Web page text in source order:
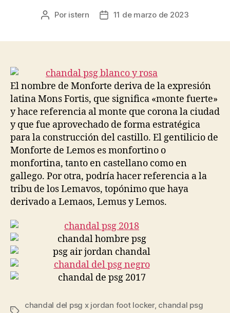
Autor
Por istern
Fecha11 de marzo de 2023
El nombre de Monforte deriva de la expresión
latina Mons Fortis, que significa «monte fuerte»
y hace referencia al monte que corona la ciudad
y que fue aprovechado de forma estratégica
para la construcción del castillo. El gentilicio de
Monforte de Lemos es monfortino o
monfortina, tanto en castellano como en
gallego. Por otra, podría hacer referencia a la
tribu de los Lemavos, topónimo que haya
derivado a Lemaos, Lemus y Lemos.
chandal del psg x jordan foot locker, chandal psg